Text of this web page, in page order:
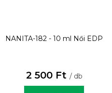
NANITA-182 - 10 ml Női EDP
2 500 Ft / db